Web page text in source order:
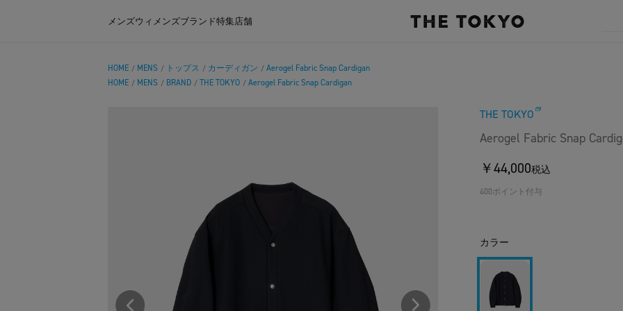
メンズウィメンズブランド特集店舗
HOME / MENS / トップス / カーディガン / Aerogel Fabric Snap Cardigan
HOME / MENS / BRAND / THE TOKYO / Aerogel Fabric Snap Cardigan
THE TOKYO
Aerogel Fabric Snap
￥44,000税込
400ポイント付与
カラー